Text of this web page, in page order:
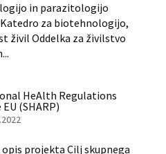
in parazitologijo
za biotehnologijo,
živil Oddelka za živilstvo
HeAlth Regulations
(SHARP)
projekta Cilj skupnega